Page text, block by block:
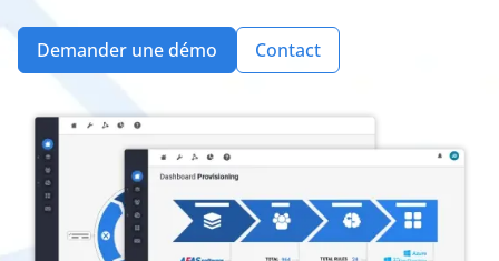
Demander une démo Contact